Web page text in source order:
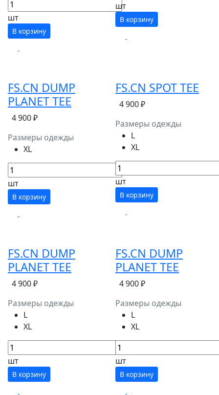
шт
В корзину
шт
В корзину
FS.CN DUMP
PLANET TEE
4 900 ₽
Размеры одежды
XL
шт
В корзину
FS.CN SPOT TEE
4 900 ₽
Размеры одежды
L
XL
шт
В корзину
FS.CN DUMP
PLANET TEE
4 900 ₽
Размеры одежды
L
XL
шт
В корзину
FS.CN DUMP
PLANET TEE
4 900 ₽
Размеры одежды
L
XL
шт
В корзину